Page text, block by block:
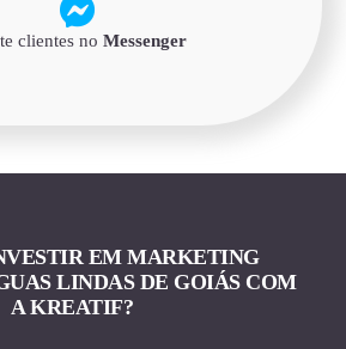
clientes no Messenger
EM MARKETING
LINDAS DE GOIÁS COM
A KREATIF?